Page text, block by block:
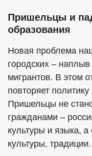
Пришельцы и
образования
Новая проблема
городских –
мигрантов. В этом
повторяет
Пришельцы не
гражданами –
культуры и языка,
культуры, традиции.